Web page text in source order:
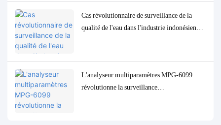
Cas révolutionnaire de surveillance de la
qualité de l'eau dans l'industrie indonésienne
l'amélioration de l'efficacité
L'analyseur multiparamètres MPG-6099
révolutionne la surveillance